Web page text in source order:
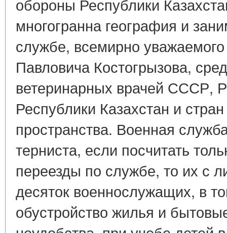
обороны Республики
многогранна география и
службе, всемирно
Павловича Костогрызова,
ветеринарных врачей СССР,
Республики Казахстан и стран
пространства. Военная
терниста, если посчитать
переезды по службе, то их с
десяток военнослужащих, в
обустройство жилья и